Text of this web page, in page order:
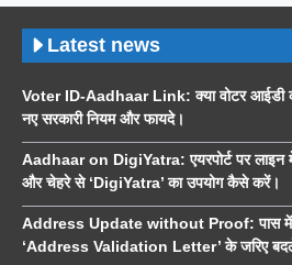
Latest news
Voter ID-Aadhaar Link: क्या वोटर आईडी
नए सरकारी नियम और फायदे।
Aadhaar on DigiYatra: एयरपोर्ट पर
और चेहरे से ‘DigiYatra’ का उपयोग कैसे करें।
Address Update without Proof: पास में
‘Address Validation Letter’ के जरिए